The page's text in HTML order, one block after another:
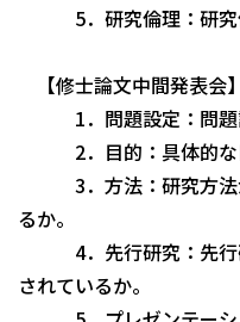
5．研究倫理：研究倫
【修士論文中間発表会
1．問題設定：問題設
2．目的：具体的な目
3．方法：研究方法
るか。
4．先行研究：先行
されているか。